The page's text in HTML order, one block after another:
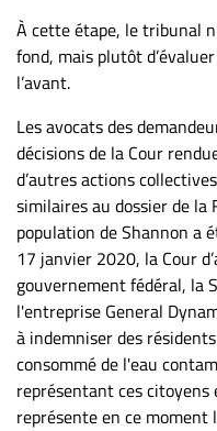
À cette étape, le tribunal
fond, mais plutôt
l’avant.
Les avocats des
décisions de la Cour
d’autres actions
similaires au dossier de la
population de Shannon a
17 janvier 2020, la Cour
gouvernement fédéral, la
l'entreprise General
à indemniser des
consommé de l'eau
représentant ces citoyens
représente en ce moment